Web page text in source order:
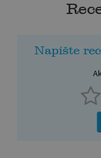
Napíšte